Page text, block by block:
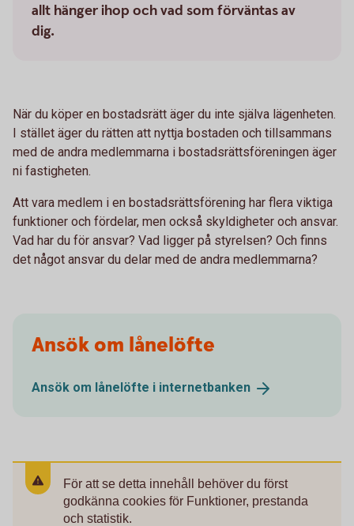
allt hänger ihop och vad som förväntas av
dig.
När du köper en bostadsrätt äger du inte själva lägenheten.
I stället äger du rätten att nyttja bostaden och tillsammans
med de andra medlemmarna i bostadsrättsföreningen äger
ni fastigheten.
Att vara medlem i en bostadsrättsförening har flera viktiga
funktioner och fördelar, men också skyldigheter och ansvar.
Vad har du för ansvar? Vad ligger på styrelsen? Och finns
det något ansvar du delar med de andra medlemmarna?
Ansök om lånelöfte
Ansök om lånelöfte i internetbanken
För att se detta innehåll behöver du först
godkänna cookies för Funktioner, prestanda
och statistik.